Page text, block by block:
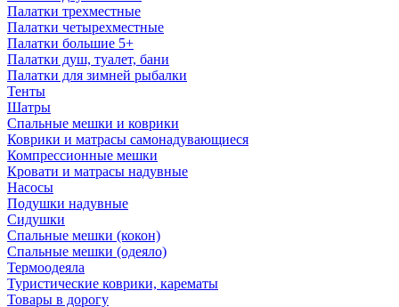
Палатки трехместные
Палатки четырехместные
Палатки большие 5+
Палатки душ, туалет, бани
Палатки для зимней рыбалки
Тенты
Шатры
Спальные мешки и коврики
Коврики и матрасы самонадувающиеся
Компрессионные мешки
Кровати и матрасы надувные
Насосы
Подушки надувные
Сидушки
Спальные мешки (кокон)
Спальные мешки (одеяло)
Термоодеяла
Туристические коврики, карематы
Товары в дорогу